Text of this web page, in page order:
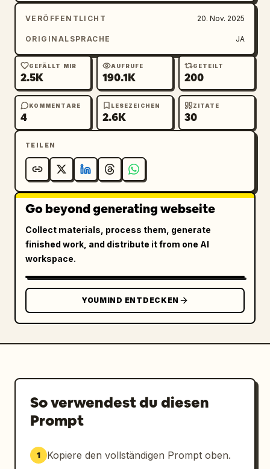
VERÖFFENTLICHT 20. Nov. 2025
ORIGINALSPRACHE JA
GEFÄLLT MIR
2.5K
AUFRUFE
190.1K
GETEILT
200
KOMMENTARE
4
LESEZEICHEN
2.6K
ZITATE
30
TEILEN
Go beyond generating webseite
Collect materials, process them, generate
finished work, and distribute it from one AI
workspace.
YOUMIND ENTDECKEN
So verwendest du diesen
Prompt
1 Kopiere den vollständigen Prompt oben.